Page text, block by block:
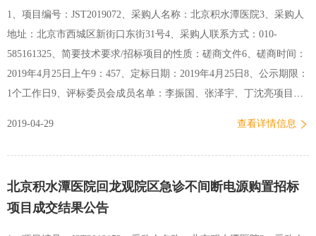
潭医院资产管理处2019年4月26日
1、项目编号：JST2019072、采购人名称：北京积水潭医院3、采购人
地址：北京市西城区新街口东街31号4、采购人联系方式：010-
585161325、简要技术要求/招标项目的性质：磋商文件6、磋商时间：
2019年4月25日上午9：457、定标日期：2019年4月25日8、公示期限：
1个工作日9、评标委员会成员名单：李振国、张泽宇、丁沈亮项目名
成交公司于公示期结束后3个工作日内前来北京积水潭医院资产管理处
据有关规定，对中标公告有异议的投标供应商，可在中标公告发布之
日起7个工作日内，以书面形式向我部门提出质疑。 北京积水潭医院
资产管理处2019年4月29日
2019-04-29 查看详情信息
北京积水潭医院回龙观院区急诊不间断电源购置招标
项目成交结果公告